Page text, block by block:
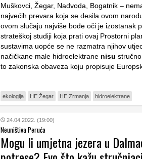
Muškovci, Žegar, Nadvoda, Bogatnik –
najvećih prevara koja se desila ovom
ovom slučaju najviše bode oči je izostanak
strateškoj studiji koja prati ovaj Prostorni
sustavima uopće se ne razmatra njihov
načičkane male hidroelektrane nisu
to zakonska obaveza koju propisuje
ekologija HE Žegar HE Zrmanja hidroelektrane
24.04.2022. (19:00)
Neuništiva Peruća
Mogu li umjetna jezera u